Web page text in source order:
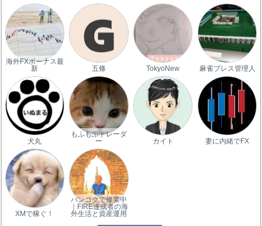
海外FXボーナス最
新
五條 TokyoNew 麻雀プレス管理人
犬丸
もふもふトレーダ
ー
カイト 妻に内緒でFX
XMで稼ぐ！
バンコクで修業中
｜FIRE達成者の海
外生活と資産運用